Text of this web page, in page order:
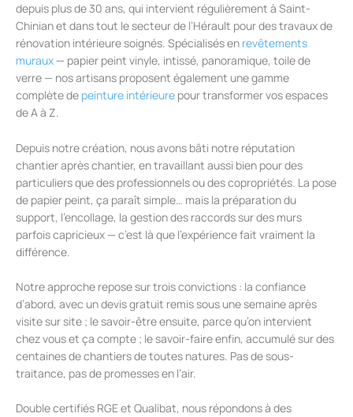
depuis plus de 30 ans, qui intervient régulièrement à Saint-
Chinian et dans tout le secteur de l’Hérault pour des travaux de
rénovation intérieure soignés. Spécialisés en revêtements
muraux — papier peint vinyle, intissé, panoramique, toile de
verre — nos artisans proposent également une gamme
complète de peinture intérieure pour transformer vos espaces
de A à Z.
Depuis notre création, nous avons bâti notre réputation
chantier après chantier, en travaillant aussi bien pour des
particuliers que des professionnels ou des copropriétés. La pose
de papier peint, ça paraît simple… mais la préparation du
support, l’encollage, la gestion des raccords sur des murs
parfois capricieux — c’est là que l’expérience fait vraiment la
différence.
Notre approche repose sur trois convictions : la confiance
d’abord, avec un devis gratuit remis sous une semaine après
visite sur site ; le savoir-être ensuite, parce qu’on intervient
chez vous et ça compte ; le savoir-faire enfin, accumulé sur des
centaines de chantiers de toutes natures. Pas de sous-
traitance, pas de promesses en l’air.
Double certifiés RGE et Qualibat, nous répondons à des